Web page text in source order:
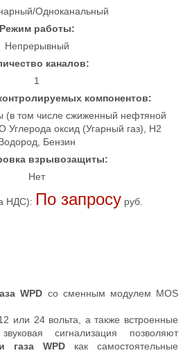
Одноканальный
Режим работы:
Непрерывный
каналов:
1
компонентов:
(в том числе сжиженный нефтяной
Углерода оксид (Угарный газ), H2
Бензин
взрывозащиты:
Нет
НДС): По запросу руб.
WPD со сменным модулем MOS
или 24 вольта, а также встроенные
сигнализация позволяют
газа WPD как самостоятельные